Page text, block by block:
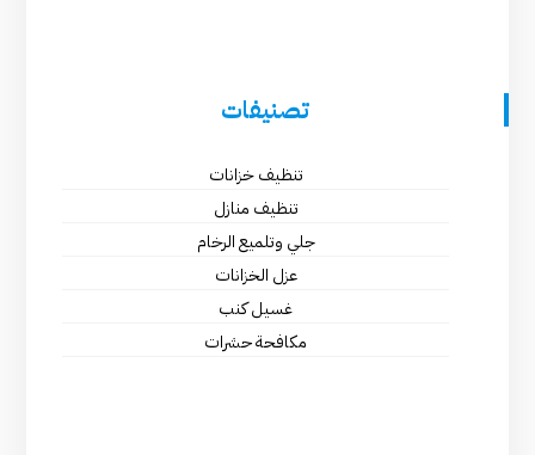
تصنيفات
تنظيف خزانات
تنظيف منازل
جلي وتلميع الرخام
عزل الخزانات
غسيل كنب
مكافحة حشرات